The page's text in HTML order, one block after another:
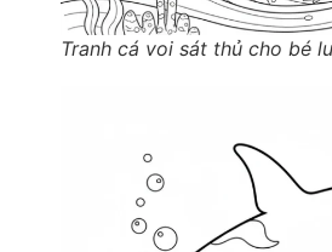
Tranh cá voi sát thủ cho bé